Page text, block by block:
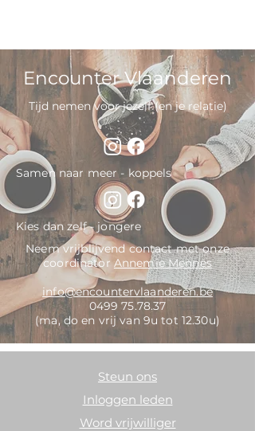
Encounter Vlaanderen
Tijd nemen voor jezelf (en je relatie)
Samen naar meer - koppels
Kies dan zelf - jongere
Neem vrijblijvend contact met onze
coordinatorAnnemie Mennes
info@encountervlaanderen.be
0499 75.78.37
(ma, do en vrij van 9u tot 12.30u)
Steun ons
Inloggen leden
Word vrijwilliger